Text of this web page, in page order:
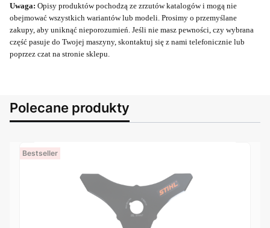
Uwaga: Opisy produktów pochodzą ze zrzutów katalogów i mogą nie
obejmować wszystkich wariantów lub modeli. Prosimy o przemyślane
zakupy, aby uniknąć nieporozumień. Jeśli nie masz pewności, czy wybrana
część pasuje do Twojej maszyny, skontaktuj się z nami telefonicznie lub
poprzez czat na stronie sklepu.
Polecane produkty
Bestseller